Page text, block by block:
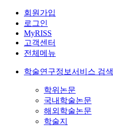
회원가입
로그인
MyRISS
고객센터
전체메뉴
학술연구정보서비스 검색
학위논문
국내학술논문
해외학술논문
학술지